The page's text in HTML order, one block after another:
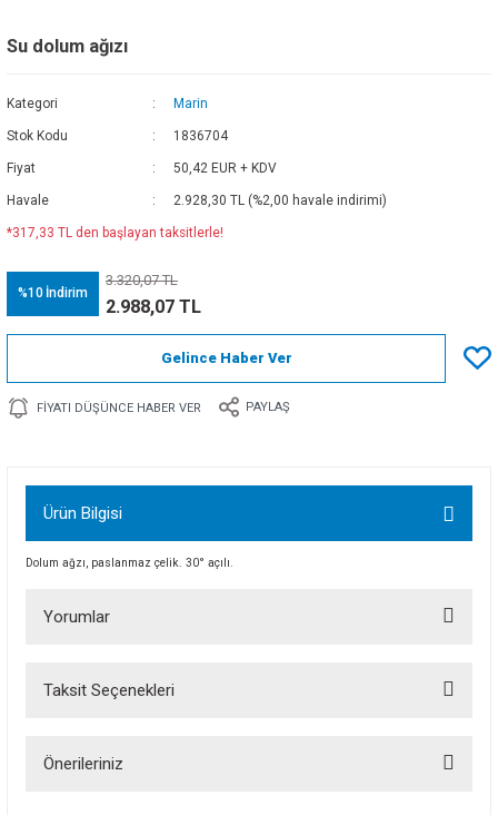
Su dolum ağızı
Kategori Marin
Stok Kodu 1836704
Fiyat 50,42 EUR + KDV
Havale 2.928,30 TL (%2,00 havale indirimi)
*317,33 TL den başlayan taksitlerle!
%10 İndirim
3.320,07 TL
2.988,07 TL
Gelince Haber Ver
FIYATI DÜŞÜNCE HABER VER PAYLAŞ
Ürün Bilgisi
Dolum ağzı, paslanmaz çelik. 30° açılı.
Yorumlar
Taksit Seçenekleri
Önerileriniz